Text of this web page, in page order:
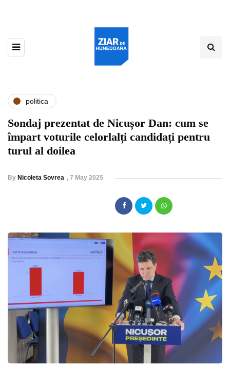
politica
Sondaj prezentat de Nicușor Dan: cum se
împart voturile celorlalți candidați pentru
turul al doilea
By Nicoleta Sovrea , 7 May 2025